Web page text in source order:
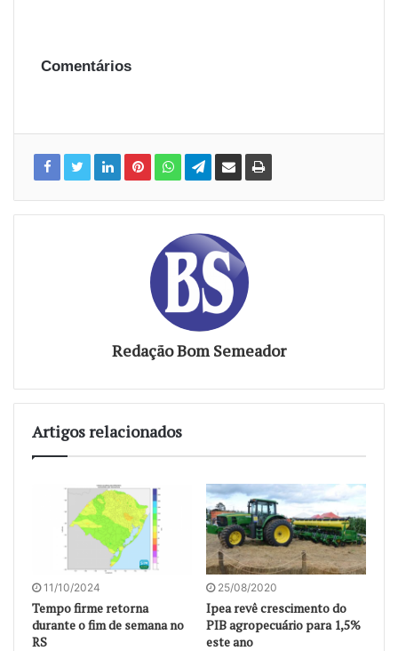
Comentários
Redação Bom Semeador
Artigos relacionados
11/10/2024
Tempo firme retorna
durante o fim de semana no
RS
25/08/2020
Ipea revê crescimento do
PIB agropecuário para 1,5%
este ano